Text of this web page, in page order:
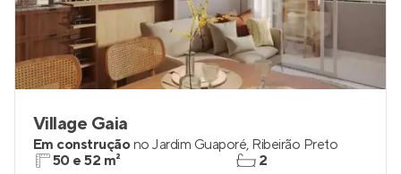
Village Gaia
Em construçãono Jardim Guaporé, Ribeirão Preto
50 e 52 m²
2